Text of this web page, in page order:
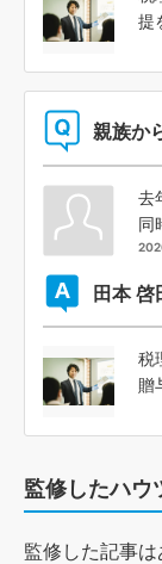
提
親族か
去
同
田本 啓
税
贈
監修したハウ
監修した記事は